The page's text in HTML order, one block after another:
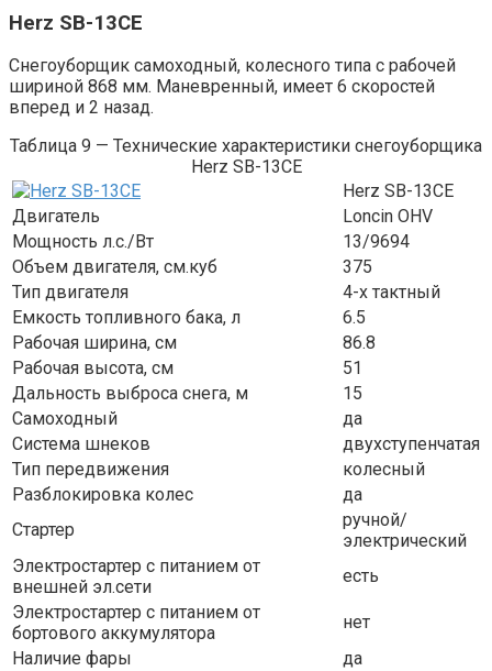
Herz SB-13CE
Снегоуборщик самоходный, колесного типа с рабочей
шириной 868 мм. Маневренный, имеет 6 скоростей
вперед и 2 назад.
Таблица 9 — Технические характеристики снегоуборщика
Herz SB-13CE
Herz SB-13CE
Двигатель
Loncin OHV
Мощность л.с./Вт
13/9694
Объем двигателя, см.куб
375
Тип двигателя
4-х тактный
Емкость топливного бака, л
6.5
Рабочая ширина, см
86.8
Рабочая высота, см
51
Дальность выброса снега, м
15
Самоходный
да
Система шнеков
двухступенчатая
Тип передвижения
колесный
Разблокировка колес
да
Стартер
ручной/
электрический
Электростартер с питанием от
внешней эл.сети
есть
Электростартер с питанием от
бортового аккумулятора
нет
Наличие фары
да